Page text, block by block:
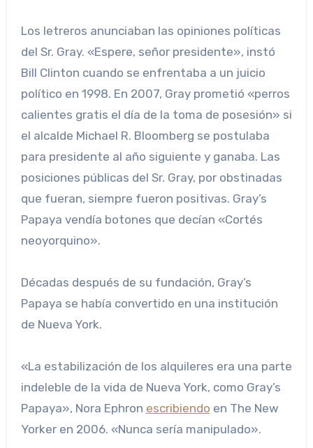
Los letreros anunciaban las opiniones políticas
del Sr. Gray. «Espere, señor presidente», instó
Bill Clinton cuando se enfrentaba a un juicio
político en 1998. En 2007, Gray prometió «perros
calientes gratis el día de la toma de posesión» si
el alcalde Michael R. Bloomberg se postulaba
para presidente al año siguiente y ganaba. Las
posiciones públicas del Sr. Gray, por obstinadas
que fueran, siempre fueron positivas. Gray’s
Papaya vendía botones que decían «Cortés
neoyorquino».
Décadas después de su fundación, Gray’s
Papaya se había convertido en una institución
de Nueva York.
«La estabilización de los alquileres era una parte
indeleble de la vida de Nueva York, como Gray’s
Papaya», Nora Ephron escribiendo en The New
Yorker en 2006. «Nunca sería manipulado».